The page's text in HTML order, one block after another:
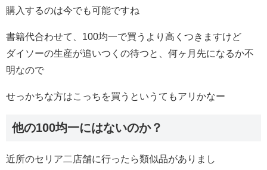
購入するのは今でも可能ですね
書籍代合わせて、100均一で買うより高くつきますけど
ダイソーの生産が追いつくの待つと、何ヶ月先になるか不
明なので
せっかちな方はこっちを買うというてもアリかなー
他の100均一にはないのか？
近所のセリア二店舗に行ったら類似品がありまし